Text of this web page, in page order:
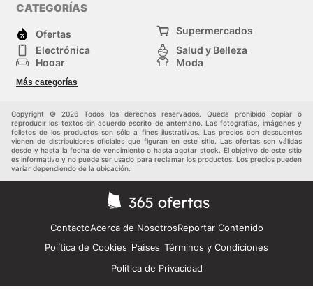
CATEGORÍAS
Ofertas
Supermercados
Electrónica
Salud y Belleza
Hogar
Moda
Herramientas y jardinería
Infancia
Más categorías
Copyright © 2026 Todos los derechos reservados. Queda prohibido copiar o
reproducir los textos sin acuerdo escrito de antemano. Las fotografías, imágenes y
folletos de los productos son sólo a fines ilustrativos. Las precios con descuentos
vienen de distribuidores oficiales que figuran en este sitio. Las ofertas son válidas
desde y hasta la fecha de vencimiento o hasta agotar stock. El objetivo de este sitio
es informativo y no puede ser usado para reclamar los productos. Los precios pueden
variar dependiendo de la ubicación.
ContactoAcerca de NosotrosReportar Contenido
Política de Cookies Países Términos y Condiciones
Política de Privacidad